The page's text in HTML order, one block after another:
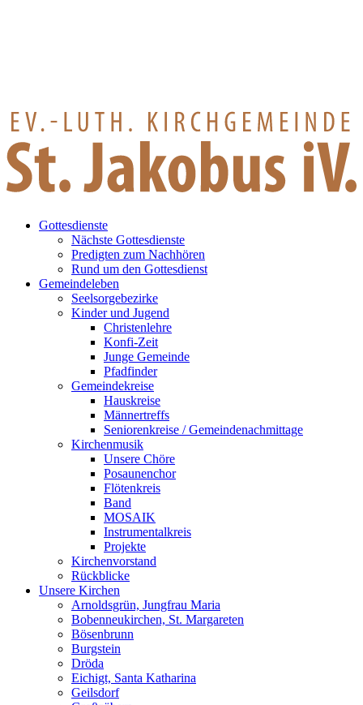
Gottesdienste
Nächste Gottesdienste
Predigten zum Nachhören
Rund um den Gottesdienst
Gemeindeleben
Seelsorgebezirke
Kinder und Jugend
Christenlehre
Konfi-Zeit
Junge Gemeinde
Pfadfinder
Gemeindekreise
Hauskreise
Männertreffs
Seniorenkreise / Gemeindenachmittage
Kirchenmusik
Unsere Chöre
Posaunenchor
Flötenkreis
Band
MOSAIK
Instrumentalkreis
Projekte
Kirchenvorstand
Rückblicke
Unsere Kirchen
Arnoldsgrün, Jungfrau Maria
Bobenneukirchen, St. Margareten
Bösenbrunn
Burgstein
Dröda
Eichigt, Santa Katharina
Geilsdorf